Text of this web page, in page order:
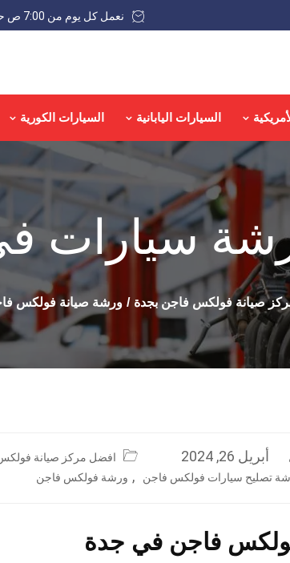
نعمل كل يوم من 7:00 ص حتى 9:00 م عدا الجمعة
السيارات اليابانية السيارات الكورية
سيارات
صيانة فولكس فاجن بجدة ورشة صيانة فولكس
أبريل 26, 2024 افضل مركز صيانة
تصليح سيارات فولكس فاجن , ورشة فولكس فاجن
فاجن في جدة